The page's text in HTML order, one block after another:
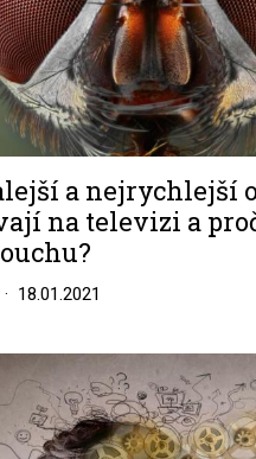
a nejrychlejší
na televizi a
18.01.2021